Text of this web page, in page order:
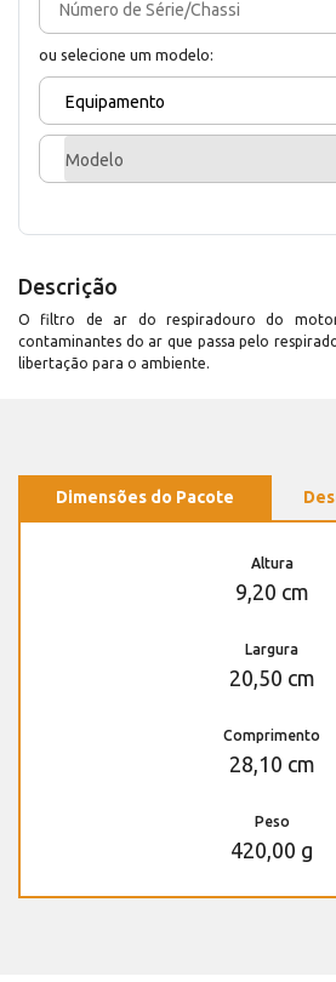
ou selecione um modelo:
Equipamento
Modelo
Descrição
O filtro de ar do respiradouro do motor
contaminantes do ar que passa pelo
libertação para o ambiente.
Dimensões do Pacote
Altura
9,20 cm
Largura
20,50 cm
Comprimento
28,10 cm
Peso
420,00 g